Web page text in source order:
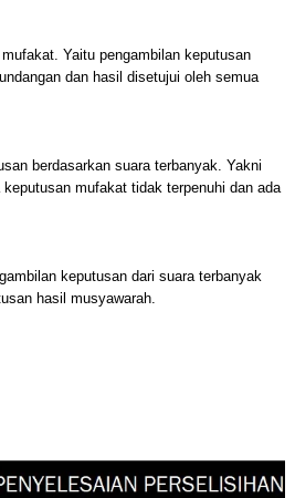
Yaitu pengambilan keputusan
dan hasil disetujui oleh semua
berdasarkan suara terbanyak. Yakni
mufakat tidak terpenuhi dan ada
keputusan dari suara terbanyak
hasil musyawarah.